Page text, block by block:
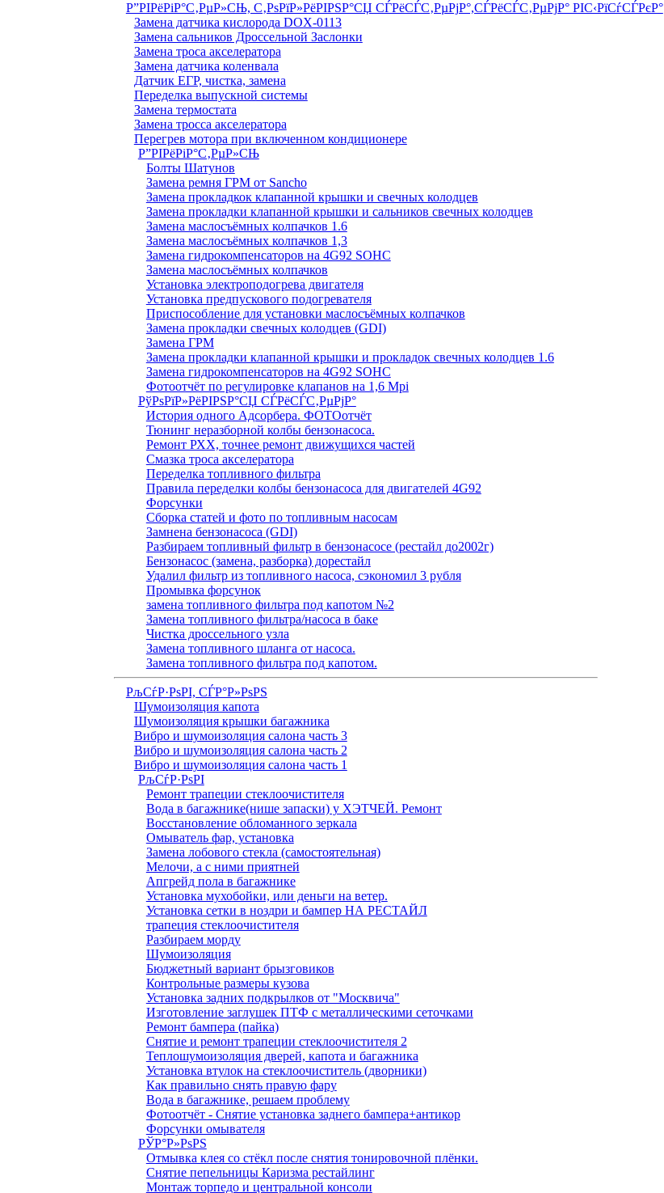
Р”РІРёРіР°С‚РµР»СЊ, С‚РѕРїР»РёРІРЅР°СЏ СЃРёСЃС‚РµРјР°,СЃРёСЃС‚РµРјР° РІС‹РїСѓСЃРєР°
Замена датчика кислорода DOX-0113
Замена сальников Дроссельной Заслонки
Замена троса акселератора
Замена датчика коленвала
Датчик ЕГР, чистка, замена
Переделка выпускной системы
Замена термостата
Замена тросса акселератора
Перегрев мотора при включенном кондиционере
Р”РІРёРіР°С‚РµР»СЊ
Болты Шатунов
Замена ремня ГРМ от Sancho
Замена прокладкок клапанной крышки и свечных колодцев
Замена прокладки клапанной крышки и сальников свечных колодцев
Замена маслосъёмных колпачков 1.6
Замена маслосъёмных колпачков 1,3
Замена гидрокомпенсаторов на 4G92 SOHC
Замена маслосъёмных колпачков
Установка электроподогрева двигателя
Установка предпускового подогревателя
Приспособление для установки маслосъёмных колпачков
Замена прокладки свечных колодцев (GDI)
Замена ГРМ
Замена прокладки клапанной крышки и прокладок свечных колодцев 1.6
Замена гидрокомпенсаторов на 4G92 SOHC
Фотоотчёт по регулировке клапанов на 1,6 Mpi
РўРѕРїР»РёРІРЅР°СЏ СЃРёСЃС‚РµРјР°
История одного Адсорбера. ФОТОотчёт
Тюнинг неразборной колбы бензонасоса.
Ремонт РХХ, точнее ремонт движущихся частей
Смазка троса акселератора
Переделка топливного фильтра
Правила переделки колбы бензонасоса для двигателей 4G92
Форсунки
Сборка статей и фото по топливным насосам
Замнена бензонасоса (GDI)
Разбираем топливный фильтр в бензонасосе (рестайл до2002г)
Бензонасос (замена, разборка) дорестайл
Удалил фильтр из топливного насоса, сэкономил 3 рубля
Промывка форсунок
замена топливного фильтра под капотом №2
Замена топливного фильтра/насоса в баке
Чистка дроссельного узла
Замена топливного шланга от насоса.
Замена топливного фильтра под капотом.
РљСѓР·РѕРІ, СЃР°Р»РѕРЅ
Шумоизоляция капота
Шумоизоляция крышки багажника
Вибро и шумоизоляция салона часть 3
Вибро и шумоизоляция салона часть 2
Вибро и шумоизоляция салона часть 1
РљСѓР·РѕРІ
Ремонт трапеции стеклоочистителя
Вода в багажнике(нише запаски) у ХЭТЧЕЙ. Ремонт
Восстановление обломанного зеркала
Омыватель фар, установка
Замена лобового стекла (самостоятельная)
Мелочи, а с ними приятней
Апгрейд пола в багажнике
Установка мухобойки, или деньги на ветер.
Установка сетки в ноздри и бампер НА РЕСТАЙЛ
трапеция стеклоочистителя
Разбираем морду
Шумоизоляция
Бюджетный вариант брызговиков
Контрольные размеры кузова
Установка задних подкрылков от "Москвича"
Изготовление заглушек ПТФ с металлическими сеточками
Ремонт бампера (пайка)
Снятие и ремонт трапеции стеклоочистителя 2
Теплошумоизоляция дверей, капота и багажника
Установка втулок на стеклоочиститель (дворники)
Как правильно снять правую фару
Вода в багажнике, решаем проблему
Фотоотчёт - Снятие установка заднего бампера+антикор
Форсунки омывателя
РЎР°Р»РѕРЅ
Отмывка клея со стёкл после снятия тонировочной плёнки.
Снятие пепельницы Каризма рестайлинг
Монтаж торпедо и центральной консоли